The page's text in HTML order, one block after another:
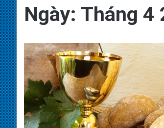
Ngày: Tháng 4